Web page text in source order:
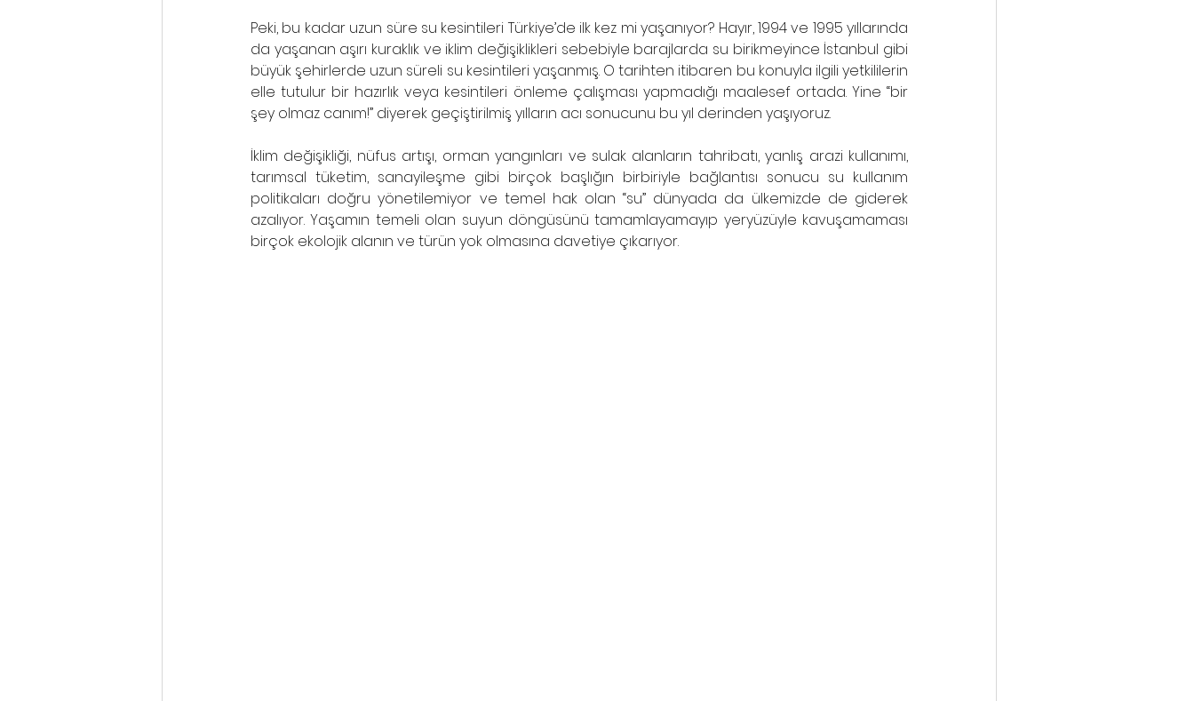
Peki, bu kadar uzun süre su kesintileri Türkiye’de ilk kez mi yaşanıyor? Hayır, 1994 ve 1995 yıllarında
da yaşanan aşırı kuraklık ve iklim değişiklikleri sebebiyle barajlarda su birikmeyince İstanbul gibi
büyük şehirlerde uzun süreli su kesintileri yaşanmış. O tarihten itibaren bu konuyla ilgili yetkililerin
elle tutulur bir hazırlık veya kesintileri önleme çalışması yapmadığı maalesef ortada. Yine “bir
şey olmaz canım!” diyerek geçiştirilmiş yılların acı sonucunu bu yıl derinden yaşıyoruz.
İklim değişikliği, nüfus artışı, orman yangınları ve sulak alanların tahribatı, yanlış arazi kullanımı,
tarımsal tüketim, sanayileşme gibi birçok başlığın birbiriyle bağlantısı sonucu su kullanım
politikaları doğru yönetilemiyor ve temel hak olan “su” dünyada da ülkemizde de giderek
azalıyor. Yaşamın temeli olan suyun döngüsünü tamamlayamayıp yeryüzüyle kavuşamaması
birçok ekolojik alanın ve türün yok olmasına davetiye çıkarıyor.